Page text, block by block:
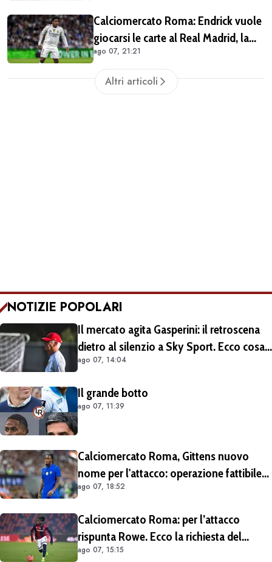
Calciomercato Roma: Endrick vuole
giocarsi le carte al Real Madrid, la
pista si complica
ago 07, 21:21
Altri articoli
NOTIZIE POPOLARI
Il mercato agita Gasperini: il retroscena
dietro al silenzio a Sky Sport. Ecco cosa
è emerso dal meeting con la proprietà
ago 07, 14:04
Il grande botto
ago 07, 11:39
Calciomercato Roma, Gittens nuovo
nome per l'attacco: operazione fattibile
solo in prestito
ago 07, 18:52
Calciomercato Roma: per l’attacco
rispunta Rowe. Ecco la richiesta del
Bologna
ago 07, 15:15